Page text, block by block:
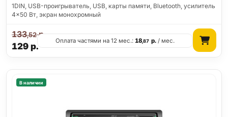
1DIN, USB-проигрыватель, USB, карты памяти, Bluetooth, усилитель
4x50 Вт, экран монохромный
129р.
133,52р.
Оплата частями на 12 мес.:18,87 р./ мес.
В наличии